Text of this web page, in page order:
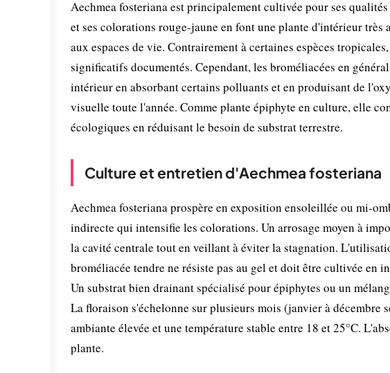
Aechmea fosteriana est principalement cultivée pour ses
et ses colorations rouge-jaune en font une plante d'intérieur
aux espaces de vie. Contrairement à certaines espèces
significatifs documentés. Cependant, les broméliacées en
intérieur en absorbant certains polluants et en produisant de
visuelle toute l'année. Comme plante épiphyte en culture, elle
écologiques en réduisant le besoin de substrat terrestre.
Culture et entretien d'Aechmea fosteriana
Aechmea fosteriana prospère en exposition ensoleillée ou mi-
indirecte qui intensifie les colorations. Un arrosage moyen à
la cavité centrale tout en veillant à éviter la stagnation.
broméliacée tendre ne résiste pas au gel et doit être cultivée en
Un substrat bien drainant spécialisé pour épiphytes ou un
La floraison s'échelonne sur plusieurs mois (janvier à décembre
ambiante élevée et une température stable entre 18 et 25°C.
plante.